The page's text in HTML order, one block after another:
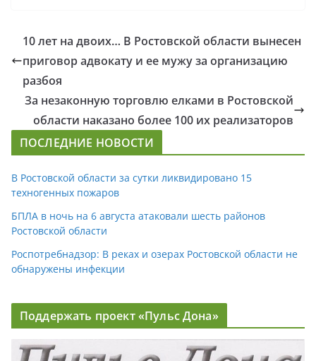
10 лет на двоих… В Ростовской области вынесен
приговор адвокату и ее мужу за организацию
разбоя
За незаконную торговлю елками в Ростовской
области наказано более 100 их реализаторов
ПОСЛЕДНИЕ НОВОСТИ
В Ростовской области за сутки ликвидировано 15
техногенных пожаров
БПЛА в ночь на 6 августа атаковали шесть районов
Ростовской области
Роспотребнадзор: В реках и озерах Ростовской области не
обнаружены инфекции
Поддержать проект «Пульс Дона»